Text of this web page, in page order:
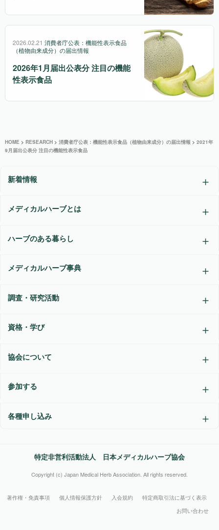
2026.02.21 消費者庁公表：機能性表示食品
（植物由来成分）の届出情報
2026年1月届出公表分 注目の機能
性表示食品
HOME > RESEARCH > 消費者庁公表：機能性表示食品（植物由来成分）の届出情報 > 2021年
9月届出公表分 注目の機能性表示食品
新着情報
メディカルハーブとは
ハーブのある暮らし
メディカルハーブ事典
調査・研究活動
資格・学び
協会について
参加する
各種申し込み
特定非営利活動法人 日本メディカルハーブ協会
Copyright (c) Japan Medical Herb Association. All rights reserved.
著作権・免責事項 個人情報保護方針 入会規約
特定商取引法に基づく表示
お問い合わせ